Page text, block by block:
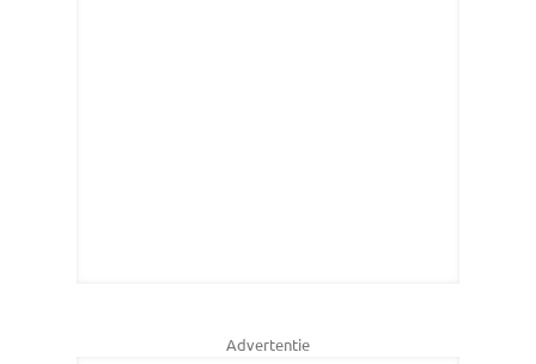
Advertentie